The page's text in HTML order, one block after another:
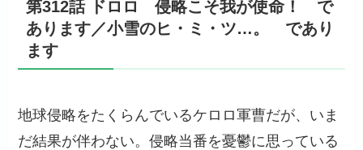
第312話 ドロロ 侵略こそ我が使命！ で
あります／小雪のヒ・ミ・ツ…。 であり
ます
地球侵略をたくらんでいるケロロ軍曹だが、いま
だ結果が伴わない。侵略当番を憂鬱に思っている